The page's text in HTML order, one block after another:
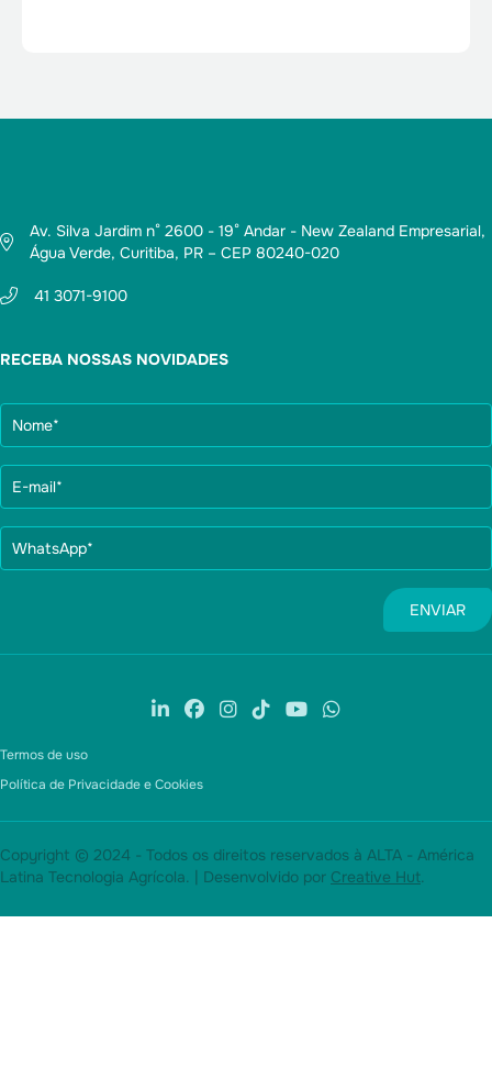
Av. Silva Jardim n° 2600 - 19° Andar - New Zealand Empresarial,
Água Verde, Curitiba, PR – CEP 80240-020
41 3071-9100
RECEBA NOSSAS NOVIDADES
Termos de uso
Política de Privacidade e Cookies
Copyright © 2024 - Todos os direitos reservados à ALTA - América
Latina Tecnologia Agrícola. | Desenvolvido por Creative Hut.